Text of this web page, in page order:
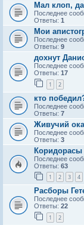
Мал клоп,
Последнее
Ответы: 1
Мои
Последнее
Ответы: 9
дохнут
Последнее
Ответы: 17
1 2
кто
Последнее
Ответы: 7
Живучий
Последнее
Ответы: 3
Коридорасы
Последнее
Ответы: 63
1 2 3 4
Расборы
Последнее
Ответы: 22
1 2